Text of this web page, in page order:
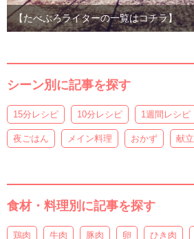
【たべぷろライターの一覧はコチラ】
シーン別に記事を探す
15分レシピ 10分レシピ 1週間レシピ
夜ごはん メイン料理 おかず 献立
食材・料理別に記事を探す
鶏肉 牛肉 豚肉 卵 ひき肉